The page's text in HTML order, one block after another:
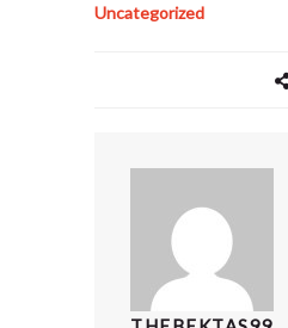
Uncategorized